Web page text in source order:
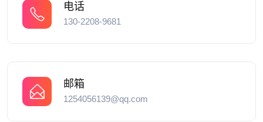
电话
130-2208-9681
邮箱
1254056139@qq.com